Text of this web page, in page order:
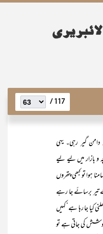
117 /
گیر رہی۔ یہی
میں لیے لیے
ہوا تو کبھی پتھروں
تیر برسائے جا رہے
کیا جا رہا ہے‘ کہیں
کوشش کی جاتی ہے تو